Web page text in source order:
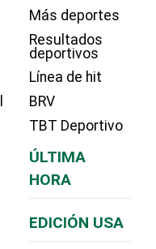
Más deportes
Resultados
deportivos
Línea de hit
BRV
TBT Deportivo
ÚLTIMA
HORA
EDICIÓN USA